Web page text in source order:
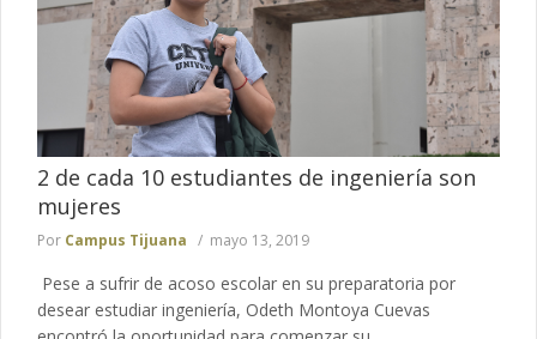
2 de cada 10 estudiantes de ingeniería son
mujeres
Por Campus Tijuana mayo 13, 2019
Pese a sufrir de acoso escolar en su preparatoria por
desear estudiar ingeniería, Odeth Montoya Cuevas